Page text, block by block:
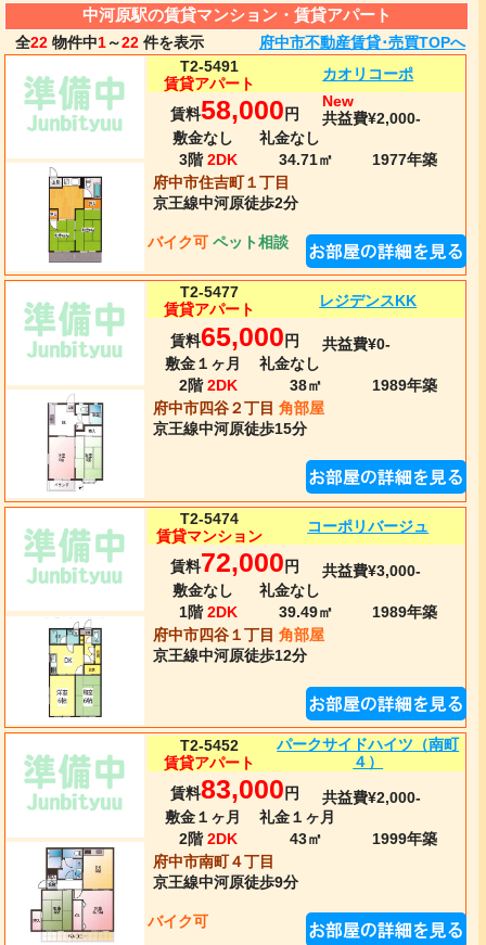
中河原駅の賃貸マンション・賃貸アパート
全22 物件中1～22 件を表示
府中市不動産賃貸･売買TOPへ
T2-5491
賃貸アパート
カオリコーポ
賃料58,000 円
New
共益費¥2,000-
敷金なし
礼金なし
3階 2DK 34.71㎡ 1977年築
府中市住吉町１丁目
京王線中河原徒歩2分
バイク可 ペット相談
T2-5477
賃貸アパート
レジデンスKK
賃料65,000 円
共益費¥0-
敷金１ヶ月
礼金なし
2階 2DK 38㎡ 1989年築
府中市四谷２丁目 角部屋
京王線中河原徒歩15分
T2-5474
賃貸マンション
コーポリバージュ
賃料72,000 円
共益費¥3,000-
敷金なし
礼金なし
1階 2DK 39.49㎡ 1989年築
府中市四谷１丁目 角部屋
京王線中河原徒歩12分
T2-5452
賃貸アパート
パークサイドハイツ（南町
４）
賃料83,000 円
共益費¥2,000-
敷金１ヶ月
礼金１ヶ月
2階 2DK 43㎡ 1999年築
府中市南町４丁目
京王線中河原徒歩9分
バイク可